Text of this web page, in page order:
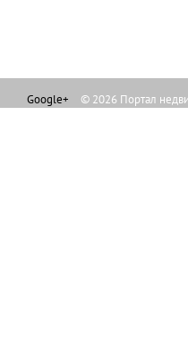
Google+ © 2026 Портал